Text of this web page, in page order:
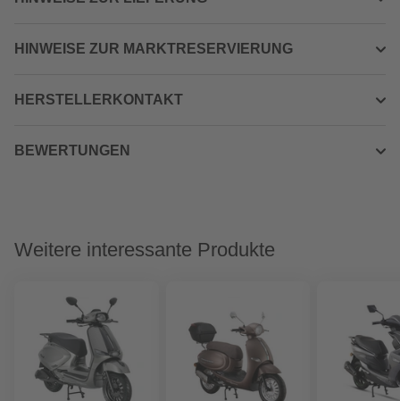
HINWEISE ZUR MARKTRESERVIERUNG
HERSTELLERKONTAKT
BEWERTUNGEN
Weitere interessante Produkte